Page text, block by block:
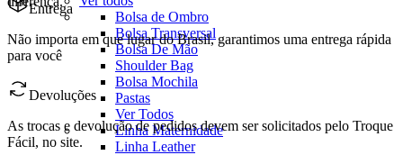
Bolsa de Ombro
Bolsa Transversal
Bolsa De Mão
Shoulder Bag
Bolsa Mochila
Pastas
Ver Todos
Linha Maternidade
Linha Leather
Entrega
Não importa em que lugar do Brasil, garantimos uma entrega rápida
para você
Devoluções
As trocas e devolução de pedidos devem ser solicitados pelo Troque
Fácil, no site.